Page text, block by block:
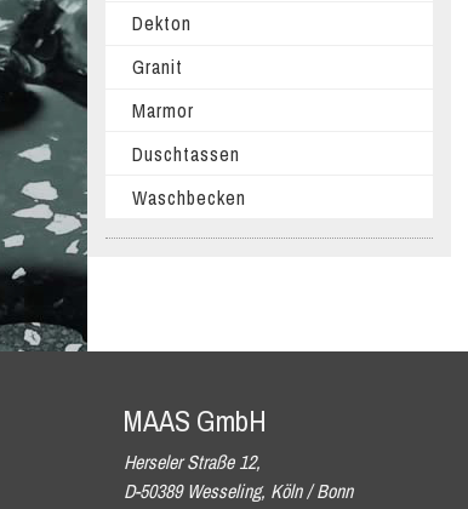
Dekton
Granit
Marmor
Duschtassen
Waschbecken
MAAS GmbH
Herseler Straße 12,
D-50389 Wesseling, Köln / Bonn